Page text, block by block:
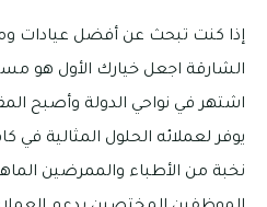
إذا كنت تبحث عن أفضل عيادات
الشارقة اجعل خيارك الأول هو
اشتهر في نواحي الدولة وأصبح
يوفر لعملائه الحلول المثالية
نخبة من الأطباء والممرضين